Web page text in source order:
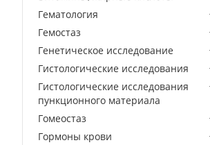
Гематология
Гемостаз
Генетическое исследование
Гистологические исследования
Гистологические исследования
пункционного материала
Гомеостаз
Гормоны крови